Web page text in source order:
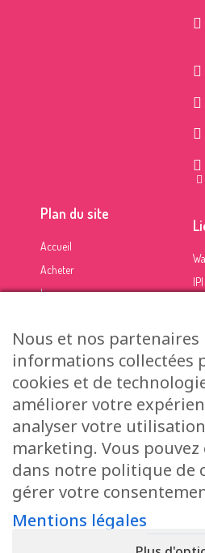
Plan du site
Accueil
Acheter
Louer
A propos
Contact
IPI
Inside
Données personnelles- IPI 505 440 -
150
Nous et nos
informations collectées
cookies et de
améliorer votre
analyser votre
marketing. Vous
dans notre politique de
gérer votre
Mentions légales